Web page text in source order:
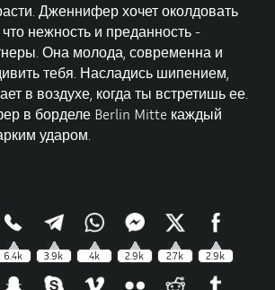
6.4k 3.9k 4k 2.9k 2.7k 2.9k
Дженнифер хочет околдовать
что нежность и преданность -
Она молода, современна и
тебя. Насладись шипением,
в воздухе, когда ты встретишь ее.
в борделе Berlin Mitte каждый
ударом.